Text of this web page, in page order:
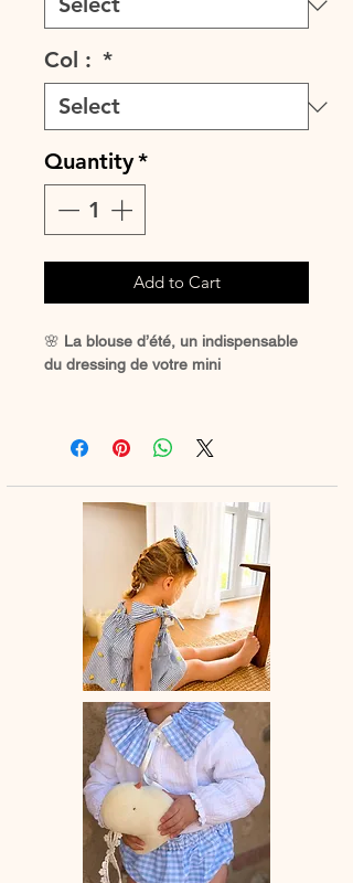
Col : *
Quantity*
Add to Cart
🌸 La blouse d’été, un indispensable
du dressing de votre mini
les beaux jours avec charme et
Elle se porte facilement avec un
bloomer, un short, un legging ou une
petite jupe pour un look tendre et
Confection artisanale
Chaque blouse est entièrement
réalisée à la main, avec soin et
amour.
Les détails qui font la différence :
• Manches ballons élastiquées pour
un joli volume tout en confort
• Col au choix :
– dans le même tissu pour une
harmonie délicate
– en broderie pour une touche